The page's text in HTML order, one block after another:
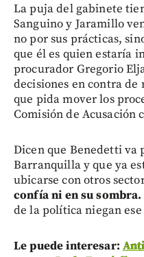
La puja del gabinete
Sanguino y Jaramillo
no por sus prácticas,
que él es quien estaría
procurador Gregorio
decisiones en contra
que pida mover los
Comisión de Acusación
Dicen que Benedetti va
Barranquilla y que ya
ubicarse con otros
confía ni en su sombra.
de la política niegan
Le puede interesar: